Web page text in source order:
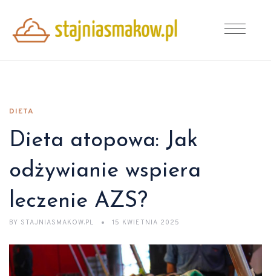
DIETA
Dieta atopowa: Jak
odżywianie wspiera
leczenie AZS?
BY STAJNIASMAKOW.PL 15 KWIETNIA 2025